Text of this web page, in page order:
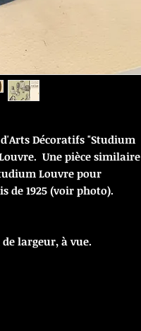
Décoratifs "Studium
Une pièce similaire
Louvre pour
de 1925 (voir photo).
largeur, à vue.